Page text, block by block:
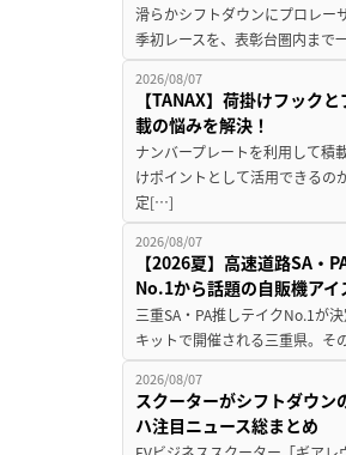
滑らかシフトダウンにプロレー
季初レースを、表彰台圏内まで
2026/08/07
【TANAX】荷掛けフック
載の悩みを解決！
ナンバープレートを利用して積
けポイントとして活用できるの
定[…]
2026/08/07
【2026夏】高速道路SA・
No.1から話題の自販機ア
三重SA・PA推しテイクNo.1が
キットで開催される三重県。
2026/08/07
スクーターがシフトダウン
ハ注目ニュース総まとめ